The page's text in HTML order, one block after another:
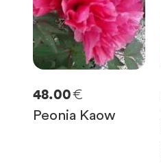
48.00€
Peonia Kaow